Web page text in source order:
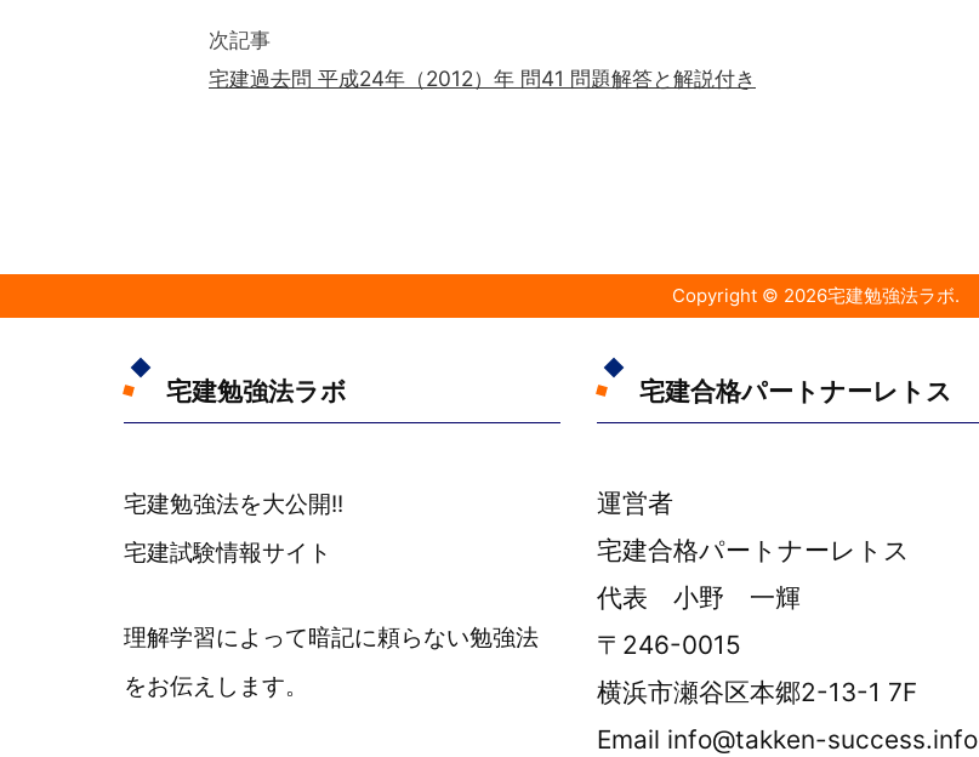
次記事
宅建過去問 平成24年（2012）年 問41 問題解答と解説付き
Copyright © 2026宅建勉強法ラボ.
宅建勉強法ラボ
宅建勉強法を大公開!!
宅建試験情報サイト
理解学習によって暗記に頼らない勉強法
をお伝えします。
宅建合格パートナーレトス
運営者
宅建合格パートナーレトス
代表 小野 一輝
〒246-0015
横浜市瀬谷区本郷2-13-1 7F
Email info@takken-success.info